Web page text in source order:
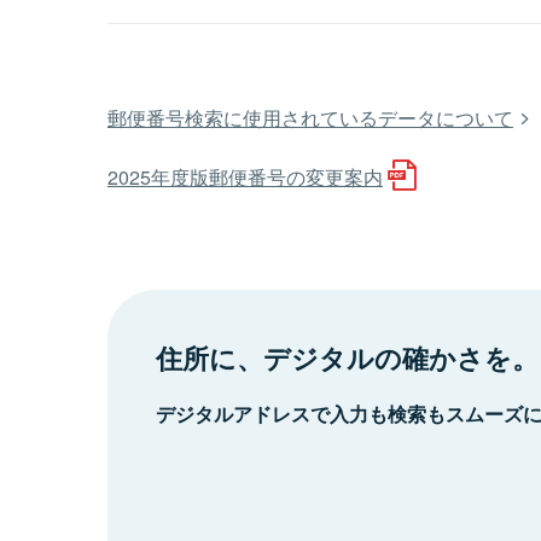
郵便番号検索に使用されているデータについて
2025年度版郵便番号の変更案内
住所に、デジタルの確かさを。
デジタルアドレスで入力も検索もスムーズ